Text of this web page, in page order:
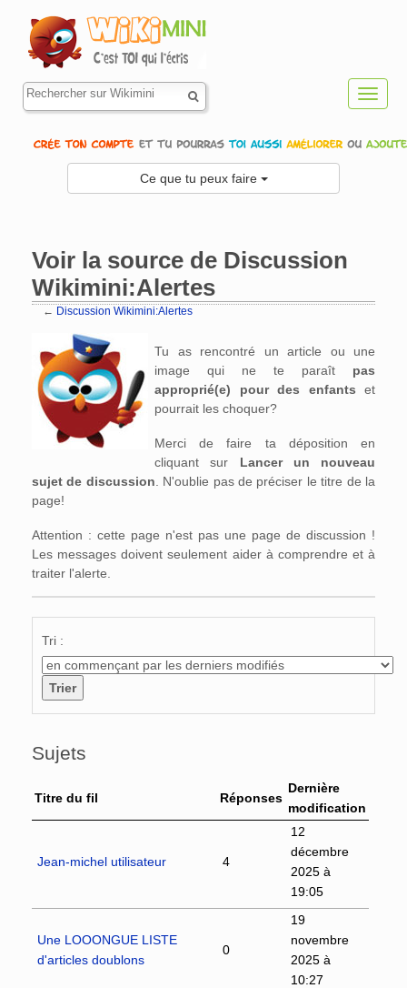
Ce que tu peux faire
Voir la source de Discussion
Wikimini:Alertes
← Discussion Wikimini:Alertes
Tu as rencontré un article ou une
image qui ne te paraît pas
approprié(e) pour des enfants et
pourrait les choquer?
Merci de faire ta déposition en
cliquant sur Lancer un nouveau
sujet de discussion . N'oublie pas de préciser le titre de la
page!
Attention : cette page n'est pas une page de discussion !
Les messages doivent seulement aider à comprendre et à
traiter l'alerte.
Tri :
Sujets
Titre du fil Réponses
Dernière
modification
Jean-michel utilisateur 4
12
décembre
2025 à
19:05
Une LOOONGUE LISTE
d'articles doublons
0
19
novembre
2025 à
10:27